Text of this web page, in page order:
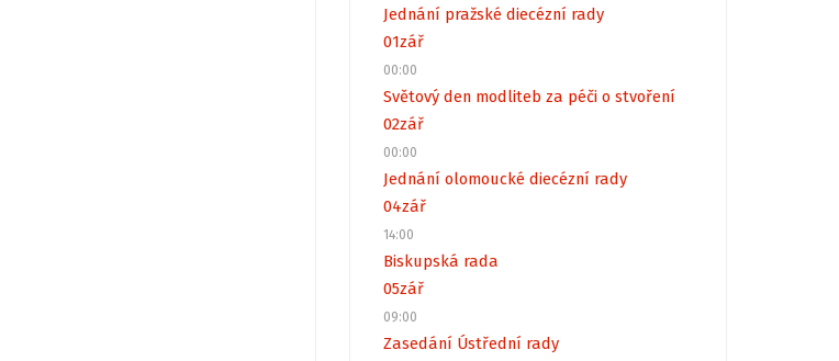
Jednání pražské diecézní rady
01zář
00:00
Světový den modliteb za péči o stvoření
02zář
00:00
Jednání olomoucké diecézní rady
04zář
14:00
Biskupská rada
05zář
09:00
Zasedání Ústřední rady